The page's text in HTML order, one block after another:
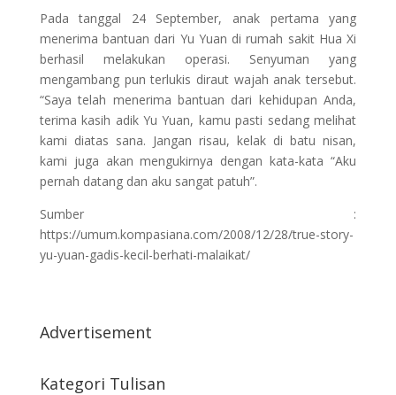
Pada tanggal 24 September, anak pertama yang
menerima bantuan dari Yu Yuan di rumah sakit Hua Xi
berhasil melakukan operasi. Senyuman yang
mengambang pun terlukis diraut wajah anak tersebut.
“Saya telah menerima bantuan dari kehidupan Anda,
terima kasih adik Yu Yuan, kamu pasti sedang melihat
kami diatas sana. Jangan risau, kelak di batu nisan,
kami juga akan mengukirnya dengan kata-kata “Aku
pernah datang dan aku sangat patuh”.
Sumber :
https://umum.kompasiana.com/2008/12/28/true-story-
yu-yuan-gadis-kecil-berhati-malaikat/
Advertisement
Kategori Tulisan